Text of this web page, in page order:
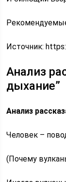
Источник:
Анализ
дыхание”
Анализ
Человек –
(Почему